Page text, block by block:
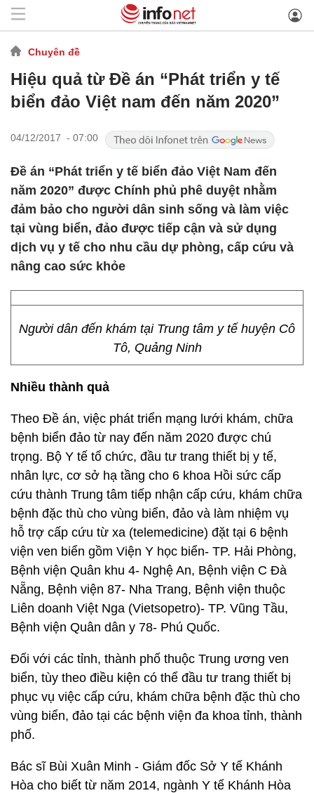
Chuyên đề
Hiệu quả từ Đề án “Phát triển y tế
biển đảo Việt nam đến năm 2020”
04/12/2017 - 07:00
Đề án “Phát triển y tế biển đảo Việt Nam đến
năm 2020” được Chính phủ phê duyệt nhằm
đảm bảo cho người dân sinh sống và làm việc
tại vùng biển, đảo được tiếp cận và sử dụng
dịch vụ y tế cho nhu cầu dự phòng, cấp cứu và
nâng cao sức khỏe
Người dân đến khám tại Trung tâm y tế huyện Cô
Tô, Quảng Ninh
Nhiều thành quả
Theo Đề án, việc phát triển mạng lưới khám, chữa
bệnh biển đảo từ nay đến năm 2020 được chú
trọng. Bộ Y tế tổ chức, đầu tư trang thiết bị y tế,
nhân lực, cơ sở hạ tầng cho 6 khoa Hồi sức cấp
cứu thành Trung tâm tiếp nhận cấp cứu, khám chữa
bệnh đặc thù cho vùng biển, đảo và làm nhiệm vụ
hỗ trợ cấp cứu từ xa (telemedicine) đặt tại 6 bệnh
viện ven biển gồm Viện Y học biển- TP. Hải Phòng,
Bệnh viện Quân khu 4- Nghệ An, Bệnh viện C Đà
Nẵng, Bệnh viện 87- Nha Trang, Bệnh viện thuộc
Liên doanh Việt Nga (Vietsopetro)- TP. Vũng Tầu,
Bệnh viện Quân dân y 78- Phú Quốc.
Đối với các tỉnh, thành phố thuộc Trung ương ven
biển, tùy theo điều kiện có thể đầu tư trang thiết bị
phục vụ việc cấp cứu, khám chữa bệnh đặc thù cho
vùng biển, đảo tại các bệnh viện đa khoa tỉnh, thành
phố.
Bác sĩ Bùi Xuân Minh - Giám đốc Sở Y tế Khánh
Hòa cho biết từ năm 2014, ngành Y tế Khánh Hòa